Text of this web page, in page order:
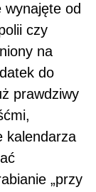
od
czy
na
do
prawdziwy
kalendarza
„przy